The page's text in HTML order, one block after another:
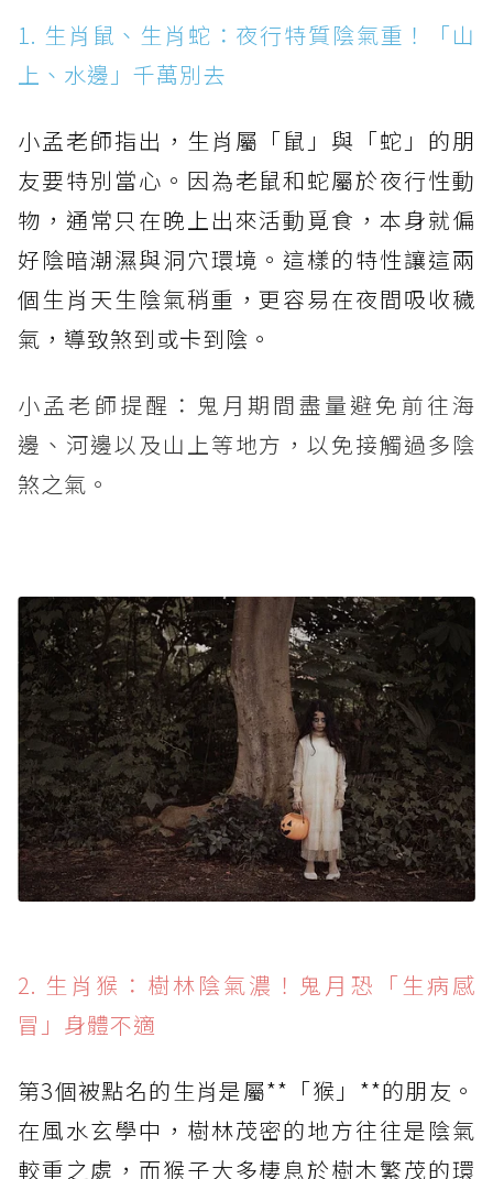
1. 生肖鼠、生肖蛇：夜行特質陰氣重！「山
上、水邊」千萬別去
小孟老師指出，生肖屬「鼠」與「蛇」的朋
友要特別當心。因為老鼠和蛇屬於夜行性動
物，通常只在晚上出來活動覓食，本身就偏
好陰暗潮濕與洞穴環境。這樣的特性讓這兩
個生肖天生陰氣稍重，更容易在夜間吸收穢
氣，導致煞到或卡到陰。
小孟老師提醒：鬼月期間盡量避免前往海
邊、河邊以及山上等地方，以免接觸過多陰
煞之氣。
2. 生肖猴：樹林陰氣濃！鬼月恐「生病感
冒」身體不適
第3個被點名的生肖是屬**「猴」**的朋友。
在風水玄學中，樹林茂密的地方往往是陰氣
較重之處，而猴子大多棲息於樹木繁茂的環